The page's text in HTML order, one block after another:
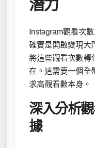
潛力
Instagram觀看次
確實是開啟變現大
將這些觀看次數轉
在。這需要一個全
求高觀看數本身。
深入分析
據